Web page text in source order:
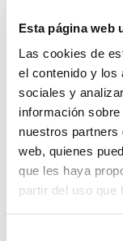
Esta página web
Las cookies de
el contenido y los
sociales y
información
nuestros
web, quienes
que les haya
partir del uso que